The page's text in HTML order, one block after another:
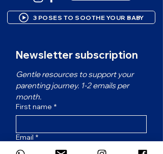
3 POSES TO SOOTHE YOUR BABY
Newsletter subscription
Gentle resources to support your
parenting journey. 1-2 emails per
month.
First name *
Email *